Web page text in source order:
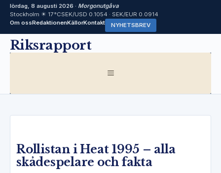
lördag, 8 augusti 2026 · Morgonutgåva
Stockholm ☀ 17°CSEK/USD 0.1054 · SEK/EUR 0.0914
Om ossRedaktionenKällorKontakt NYHETSBREV
HoppaRiksrapport
MENY
Rollistan i Heat 1995 – alla
skådespelare och fakta